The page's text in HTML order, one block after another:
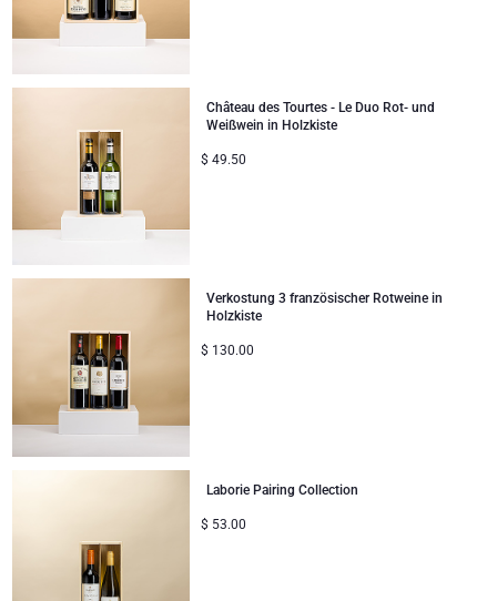
Corné Port-Royal Belgische Schokoladen
Jules Destrooper
Dom Perignon Champagner
Lanson Champagner
Moet & Chandon Champagner
Neuhaus Schokoladen
Pommery Champagner
Trixie Baby & Kinder
Veuve Clicquot Geschenke
VIP Geschenke
Neue Ankünfte
Hochzeitsgeschenke
Proficiat
Bedankgeschenken
Romantische Geschenke
Geschenke für Sie
Geschenke für Ihn
Geschenke ideal zum Teilen
Business Gifts Dienstleistungen
Château des Tourtes - Le Duo Rot- und
Weißwein in Holzkiste
$ 49.50
Verkostung 3 französischer Rotweine in
Holzkiste
$ 130.00
Laborie Pairing Collection
$ 53.00